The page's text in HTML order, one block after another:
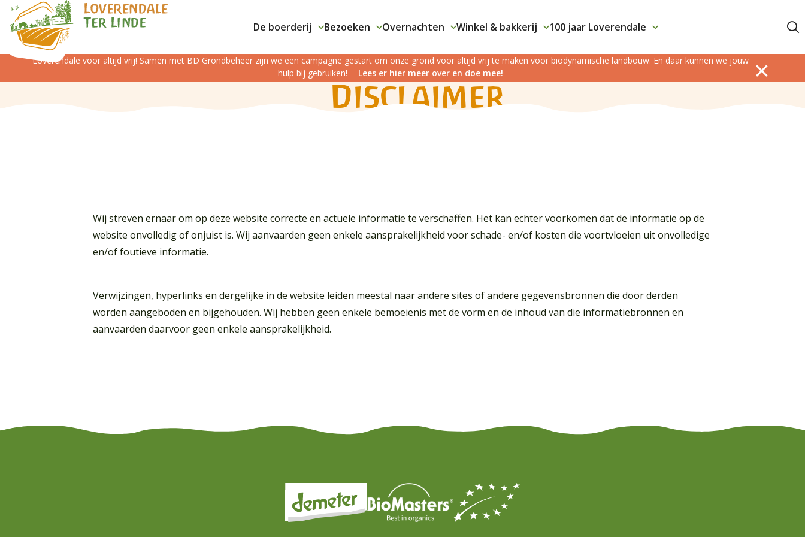
De boerderij Bezoeken Overnachten Winkel & bakkerij 100 jaar Loverendale
Waar ben je naar op zoek?
Loverendale voor altijd vrij! Samen met BD Grondbeheer zijn we een campagne gestart om onze grond voor altijd vrij te maken voor biodynamische landbouw. En daar kunnen we jouw
hulp bij gebruiken!
Lees er hier meer over en doe mee!
Disclaimer
Wij streven ernaar om op deze website correcte en actuele informatie te verschaffen. Het kan echter voorkomen dat de informatie op de
website onvolledig of onjuist is. Wij aanvaarden geen enkele aansprakelijkheid voor schade- en/of kosten die voortvloeien uit onvolledige
en/of foutieve informatie.
Verwijzingen, hyperlinks en dergelijke in de website leiden meestal naar andere sites of andere gegevensbronnen die door derden
worden aangeboden en bijgehouden. Wij hebben geen enkele bemoeienis met de vorm en de inhoud van die informatiebronnen en
aanvaarden daarvoor geen enkele aansprakelijkheid.